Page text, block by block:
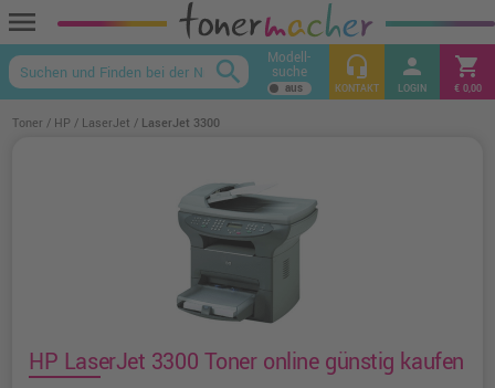
menu
keyboard_arrow_up
search Modell-
suche headset_mic
KONTAKT
person
LOGIN
shopping_cart
€ 0,00
Toner HP LaserJet LaserJet 3300
HP LaserJet 3300 Toner online günstig kaufen